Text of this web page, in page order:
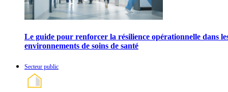
Le guide pour renforcer la résilience opérationnelle dans
environnements de soins de santé
Secteur public